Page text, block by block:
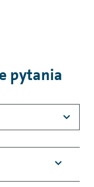
pytania